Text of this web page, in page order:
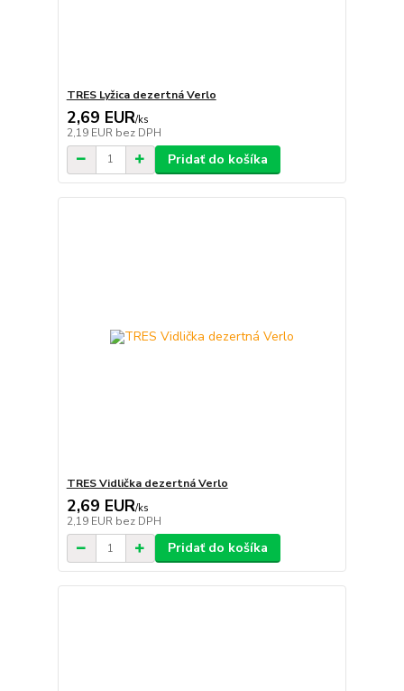
TRES Lyžica dezertná Verlo
2,69 EUR/ks
2,19 EUR bez DPH
Pridať do košíka
TRES Vidlička dezertná Verlo
2,69 EUR/ks
2,19 EUR bez DPH
Pridať do košíka